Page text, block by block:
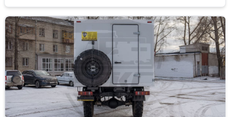
производство Пробег, км.: 150 Цвет: Белый Тип двигателя:
Дизельный Объем двигателя, см3: 4433 Руль: Левый